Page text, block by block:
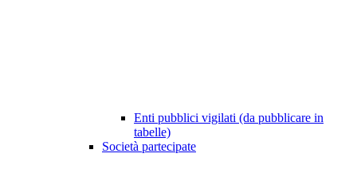
Enti pubblici vigilati (da pubblicare in
tabelle)
Società partecipate